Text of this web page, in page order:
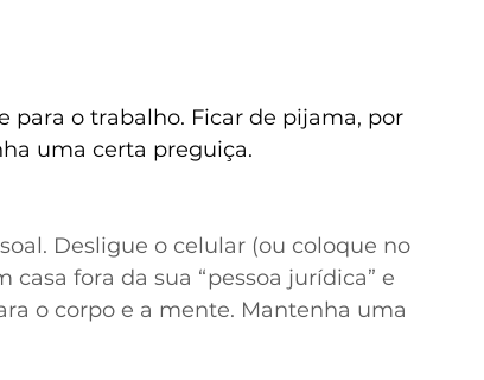
para o trabalho. Ficar de pijama, por
uma certa preguiça.
Desligue o celular (ou coloque no
fora da sua “pessoa jurídica” e
o corpo e a mente. Mantenha uma